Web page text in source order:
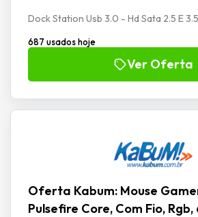
Dock Station Usb 3.0 - Hd Sata 2.5 E
687 usados hoje
Ver Oferta
Oferta Kabum: Mouse
Pulsefire Core, Com Fio,